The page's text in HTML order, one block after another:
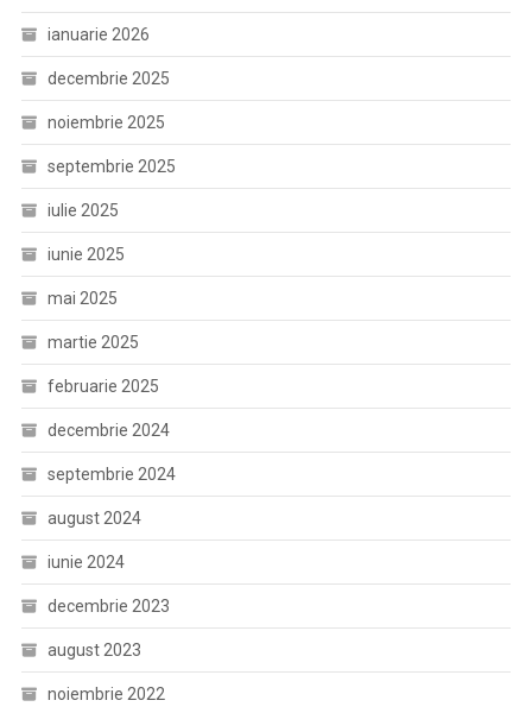
ianuarie 2026
decembrie 2025
noiembrie 2025
septembrie 2025
iulie 2025
iunie 2025
mai 2025
martie 2025
februarie 2025
decembrie 2024
septembrie 2024
august 2024
iunie 2024
decembrie 2023
august 2023
noiembrie 2022